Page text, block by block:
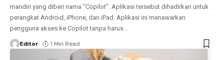
mandiri yang diberi nama "Copilot". Aplikasi tersebut dihadirkan untuk
perangkat Android, iPhone, dan iPad. Aplikasi ini menawarkan
pengguna akses ke Copilot tanpa harus
Editor 1 Min Read